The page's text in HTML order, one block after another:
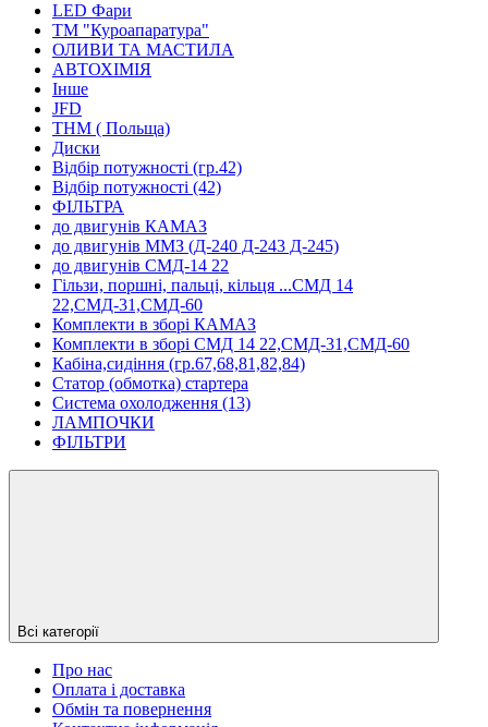
LED Фари
ТМ "Куроапаратура"
ОЛИВИ ТА МАСТИЛА
АВТОХІМІЯ
Інше
JFD
ТНМ ( Польща)
Диски
Відбір потужності (гр.42)
Відбір потужності (42)
ФІЛЬТРА
до двигунів КАМАЗ
до двигунів ММЗ (Д-240 Д-243 Д-245)
до двигунів СМД-14 22
Гільзи, поршні, пальці, кільця ...СМД 14
22,СМД-31,СМД-60
Комплекти в зборі КАМАЗ
Комплекти в зборі СМД 14 22,СМД-31,СМД-60
Кабіна,сидіння (гр.67,68,81,82,84)
Статор (обмотка) стартера
Система охолодження (13)
ЛАМПОЧКИ
ФІЛЬТРИ
Всі категорії
Про нас
Оплата і доставка
Обмін та повернення